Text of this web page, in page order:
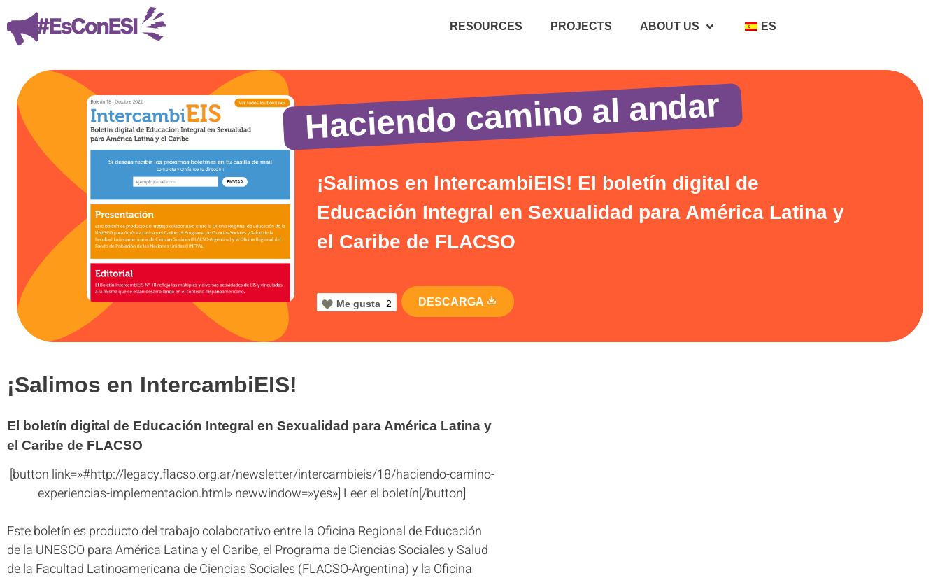
RESOURCES PROJECTS ABOUT US ES
Haciendo camino al andar
¡Salimos en IntercambiEIS! El boletín digital de
Educación Integral en Sexualidad para América Latina y
el Caribe de FLACSO
Me gusta 2 DESCARGA
¡Salimos en IntercambiEIS!
El boletín digital de Educación Integral en Sexualidad para América Latina y
el Caribe de FLACSO
[button link=»#http://legacy.flacso.org.ar/newsletter/intercambieis/18/haciendo-camino-
experiencias-implementacion.html» newwindow=»yes»] Leer el boletín[/button]
Este boletín es producto del trabajo colaborativo entre la Oficina Regional de Educación
de la UNESCO para América Latina y el Caribe, el Programa de Ciencias Sociales y Salud
de la Facultad Latinoamericana de Ciencias Sociales (FLACSO-Argentina) y la Oficina